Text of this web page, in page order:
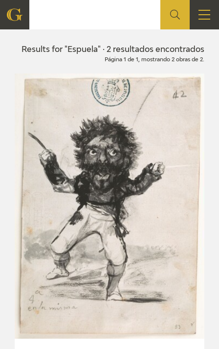
FOUNDATION
CONTACT
EXPOSICIONES
ACTIVIDADES
ACTUALIDAD
Results for "Espuela" · 2 resultados encontrados
Página 1 de 1, mostrando 2 obras de 2.